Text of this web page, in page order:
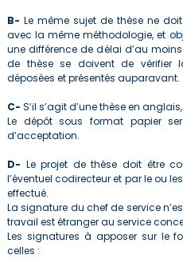
B- Le même sujet de thèse ne
avec la même méthodologie, et
une différence de délai d’au
de thèse se doivent de vérifier
déposées et présentés auparavant.
C- S’il s’agit d’une thèse en
Le dépôt sous format papier
d’acceptation.
D- Le projet de thèse doit être
l’éventuel codirecteur et par le ou
effectué.
La signature du chef de service
travail est étranger au service
Les signatures à apposer sur le
celles :